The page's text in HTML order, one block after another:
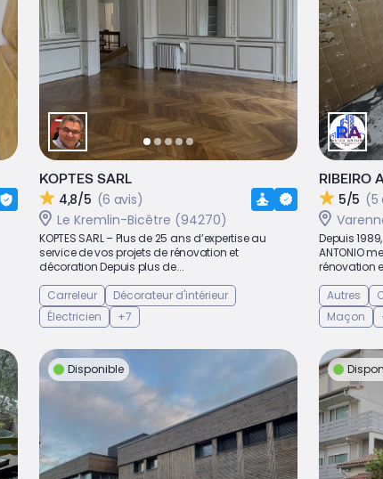
KOPTES SARL
4,8/5 (6 avis)
Le Kremlin-Bicêtre (94270)
KOPTES SARL – Plus de 25 ans d’expertise au
service de vos projets de rénovation et
décoration Depuis plus de...
Carreleur
Décorateur d'intérieur
Électricien
+7
RIBEIRO
5/5 (5
Depuis
ANTONIO
rénovation
Autres
Maçon
Disponible